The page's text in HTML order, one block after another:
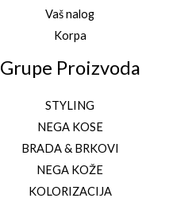
Vaš nalog
Korpa
Grupe Proizvoda
STYLING
NEGA KOSE
BRADA & BRKOVI
NEGA KOŽE
KOLORIZACIJA